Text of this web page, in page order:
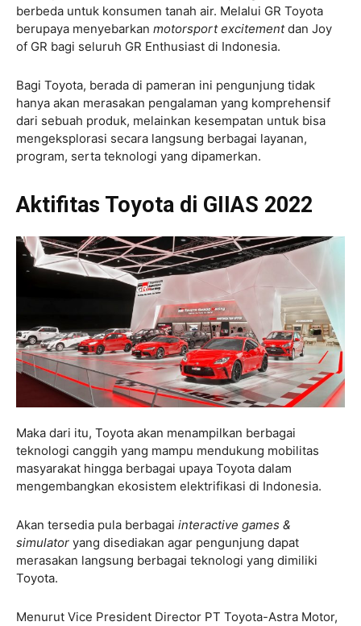
berbeda untuk konsumen tanah air. Melalui GR Toyota
berupaya menyebarkan motorsport excitementdan Joy
of GR bagi seluruh GR Enthusiast di Indonesia.
Bagi Toyota, berada di pameran ini pengunjung tidak
hanya akan merasakan pengalaman yang komprehensif
dari sebuah produk, melainkan kesempatan untuk bisa
mengeksplorasi secara langsung berbagai layanan,
program, serta teknologi yang dipamerkan.
Aktifitas Toyota di GIIAS 2022
Maka dari itu, Toyota akan menampilkan berbagai
teknologi canggih yang mampu mendukung mobilitas
masyarakat hingga berbagai upaya Toyota dalam
mengembangkan ekosistem elektrifikasi di Indonesia.
Akan tersedia pula berbagai interactive games &
simulator yang disediakan agar pengunjung dapat
merasakan langsung berbagai teknologi yang dimiliki
Toyota.
Menurut Vice President Director PT Toyota-Astra Motor,